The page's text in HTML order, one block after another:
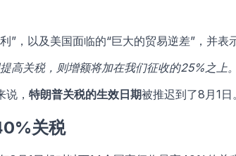
，以及美国面临的“巨大的贸易逆差”，并表
高关税，则增额将加在我们征收的25%之上
， 特朗普关税的生效日期被推迟到了8月1日
关税